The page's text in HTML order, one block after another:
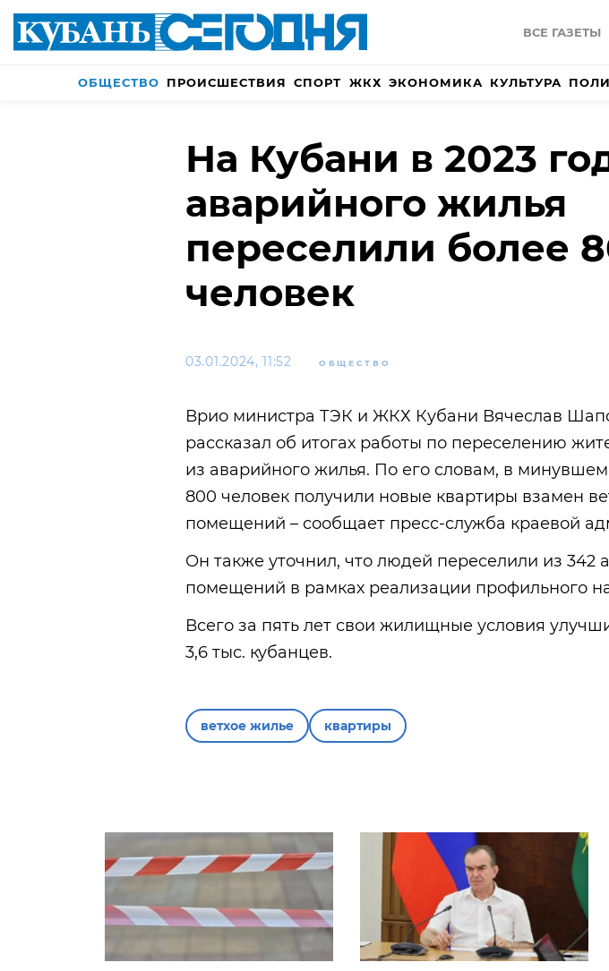
ВСЕ ГАЗЕТЫ
ОБЩЕСТВО ПРОИСШЕСТВИЯ СПОРТ ЖКХ ЭКОНОМИКА КУЛЬТУРА
На Кубани в 2023
аварийного жилья
переселили более
человек
03.01.2024, 11:52 ОБЩЕСТВО
Врио министра ТЭК и ЖКХ Кубани Вячеслав
рассказал об итогах работы по переселению
из аварийного жилья. По его словам, в
800 человек получили новые квартиры взамен
помещений – сообщает пресс-служба краевой
Он также уточнил, что людей переселили из 342
помещений в рамках реализации профильного
Всего за пять лет свои жилищные условия
3,6 тыс. кубанцев.
ветхое жилье квартиры